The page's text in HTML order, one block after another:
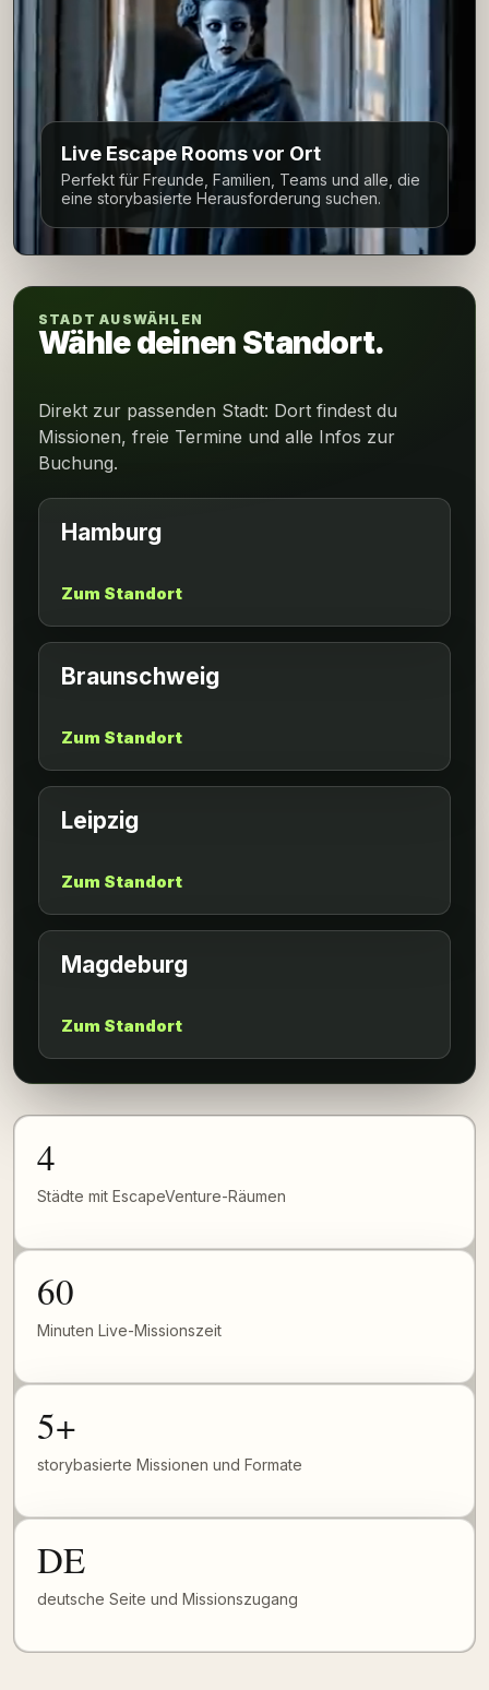
Live Escape Rooms vor Ort
Perfekt für Freunde, Familien, Teams und alle, die
eine storybasierte Herausforderung suchen.
STADT AUSWÄHLEN
Wähle deinen Standort.
Direkt zur passenden Stadt: Dort findest du
Missionen, freie Termine und alle Infos zur
Buchung.
Hamburg
Zum Standort
Braunschweig
Zum Standort
Leipzig
Zum Standort
Magdeburg
Zum Standort
4
Städte mit EscapeVenture-Räumen
60
Minuten Live-Missionszeit
5+
storybasierte Missionen und Formate
DE
deutsche Seite und Missionszugang